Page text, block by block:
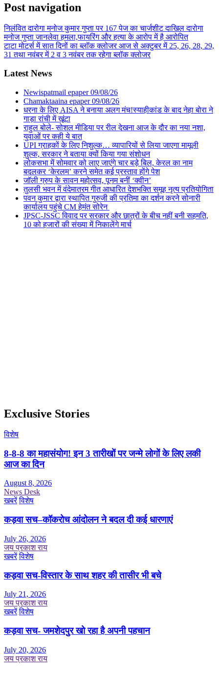
Post navigation
निलंवित दारोगा मनोज कुमार गुप्ता पर 167 पेज का चार्जशीट दाखिल दारोगा
मनोज गुप्ता जानलेवा हमला,फायरिंग और हत्या के आरोप में है आरोपित
टाटा मोटर्स में सात दिनों का ब्लॉक क्लोजर आज से अक्टुबर में 25, 26, 28, 29,
31 तथा नवंबर में 2 व 3 नवंबर तक रहेगा ब्लॉक क्लोजर
Latest News
Newispatmail epaper 09/08/26
Chamaktaaina epaper 09/08/26
धरना के लिए AISA ने बनाया अलग मंच!स्याहीकांड के बाद नेहा बोरा ने
गाड़ा रांची में खूंटा
राहुल बोले- सोशल मीडिया पर रील देखना आज के दौर का नया नशा,
युवाओं पर कही ये बात
UPI ग्राहकों के लिए निशुल्क… व्यापारियों से लिया जाएगा मामूली
शुल्क, सरकार ने बताया क्यों किया गया संशोधन
लोकसभा में सोमवार को लाए जाएंगे चार बड़े बिल, केरल का नाम
बदलकर ‘केरलम’ करने समेत कई प्रस्ताव होंगे पेश
जॉली ग्रुप के सावन महोत्सव, पूनम बनीं ‘क्वीन’
तुलसी भवन में वंदेमातरम गीत आधारित देशभक्ति समूह नृत्य प्रतियोगिता
पवन कुमार द्वारा स्थापित गुरुजी की प्रतिमा का दर्शन करने सोनारी
कार्यालय पहुंचे CM हेमंत सोरेन
JPSC-JSSC विवाद पर सरकार और छात्रों के बीच नहीं बनी सहमति,
10 को हजारों की संख्या में निकालेंगे मार्च
Exclusive Stories
विशेष
8-8-8 का महासंयोग! इन 3 तारीखों पर जन्मे लोगों के लिए लकी
आज का दिन
August 8, 2026
News Desk
खबरें विशेष
कड़वा सच–कॉकरोच आंदोलन ने बदल दी कई धारणाएं
July 26, 2026
जय प्रकाश राय
खबरें विशेष
कड़वा सच-विस्तार के साथ शहर की तासीर भी बचे
July 21, 2026
जय प्रकाश राय
खबरें विशेष
कड़वा सच- जमशेदपुर खो रहा है अपनी पहचान
July 20, 2026
जय प्रकाश राय